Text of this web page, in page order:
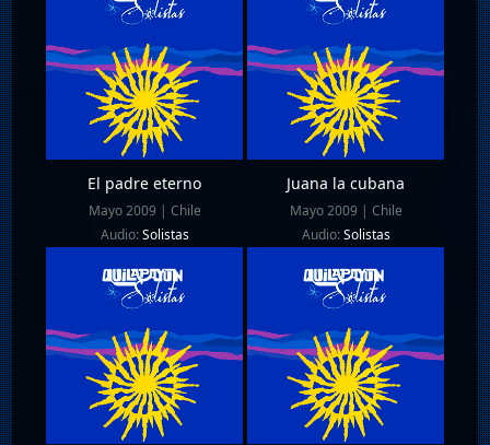
El padre eterno
Mayo 2009 | Chile
Audio:Solistas
Juana la cubana
Mayo 2009 | Chile
Audio:Solistas